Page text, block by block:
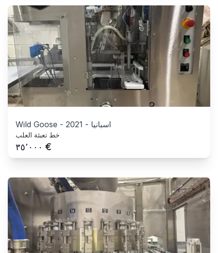
Wild Goose - 2021 - اسبانيا
خط تعبئة العلب
٣٥٬٠٠٠ €